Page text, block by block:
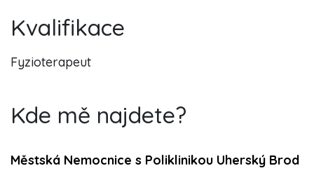
Kvalifikace
Fyzioterapeut
Kde mě najdete?
Městská Nemocnice s Poliklinikou Uherský Brod